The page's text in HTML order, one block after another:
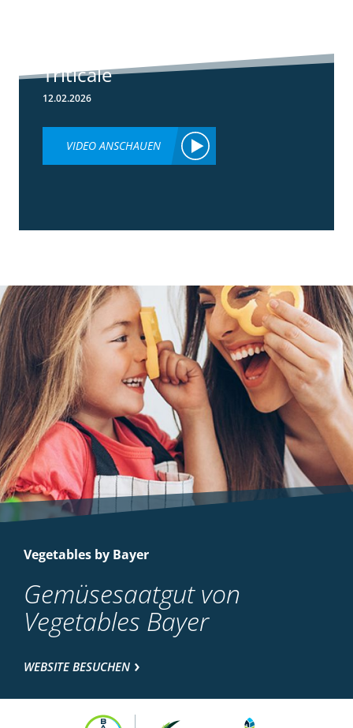
Triticale
12.02.2026
VIDEO ANSCHAUEN
Vegetables by Bayer
Gemüsesaatgut von
Vegetables Bayer
WEBSITE BESUCHEN